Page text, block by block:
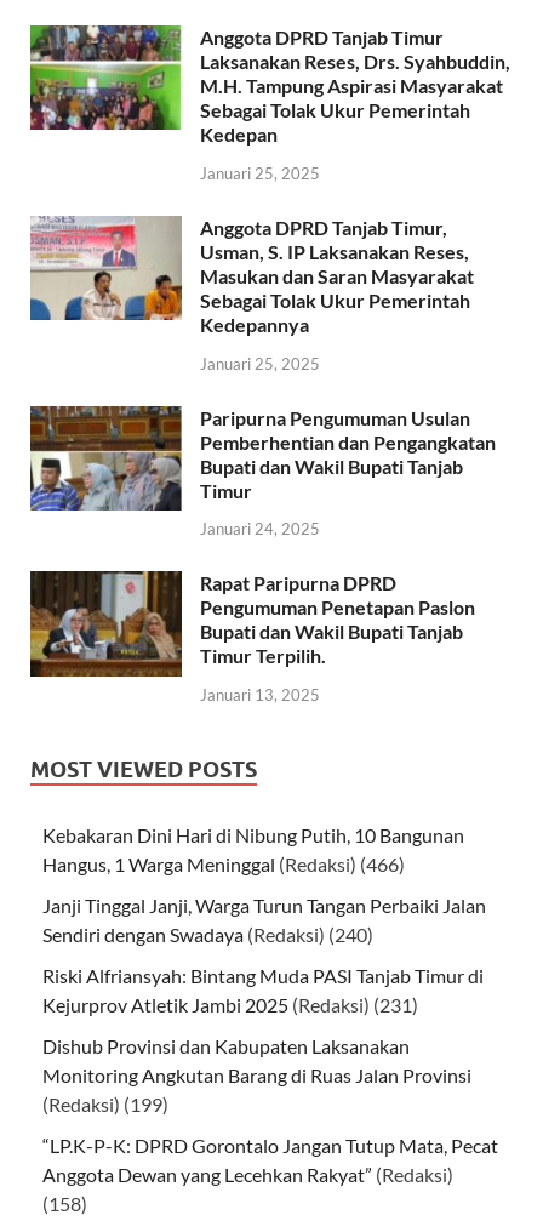
Anggota DPRD Tanjab Timur
Laksanakan Reses, Drs. Syahbuddin,
M.H. Tampung Aspirasi Masyarakat
Sebagai Tolak Ukur Pemerintah
Kedepan
Januari 25, 2025
Anggota DPRD Tanjab Timur,
Usman, S. IP Laksanakan Reses,
Masukan dan Saran Masyarakat
Sebagai Tolak Ukur Pemerintah
Kedepannya
Januari 25, 2025
Paripurna Pengumuman Usulan
Pemberhentian dan Pengangkatan
Bupati dan Wakil Bupati Tanjab
Timur
Januari 24, 2025
Rapat Paripurna DPRD
Pengumuman Penetapan Paslon
Bupati dan Wakil Bupati Tanjab
Timur Terpilih.
Januari 13, 2025
MOST VIEWED POSTS
Kebakaran Dini Hari di Nibung Putih, 10 Bangunan
Hangus, 1 Warga Meninggal (Redaksi) (466)
Janji Tinggal Janji, Warga Turun Tangan Perbaiki Jalan
Sendiri dengan Swadaya (Redaksi) (240)
Riski Alfriansyah: Bintang Muda PASI Tanjab Timur di
Kejurprov Atletik Jambi 2025 (Redaksi) (231)
Dishub Provinsi dan Kabupaten Laksanakan
Monitoring Angkutan Barang di Ruas Jalan Provinsi
(Redaksi) (199)
“LP.K-P-K: DPRD Gorontalo Jangan Tutup Mata, Pecat
Anggota Dewan yang Lecehkan Rakyat” (Redaksi)
(158)